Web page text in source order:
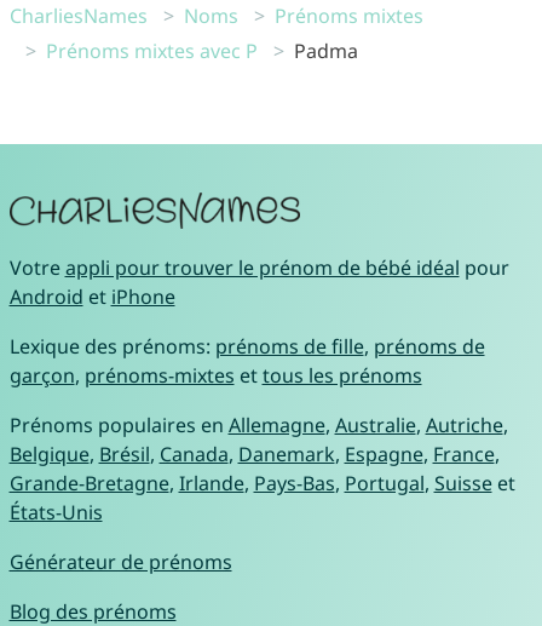
CharliesNames Noms
Prénoms mixtes
Prénoms mixtes avec P
Padma
Votreappli pour trouver le prénom de bébé idéal pour
Android et iPhone
Lexique des prénoms: prénoms de fille, prénoms de
garçon, prénoms-mixtes ettous les prénoms
Prénoms populaires en Allemagne, Australie, Autriche,
Belgique, Brésil, Canada, Danemark, Espagne, France,
Grande-Bretagne, Irlande, Pays-Bas, Portugal, Suisseet
États-Unis
Générateur de prénoms
Blog des prénoms